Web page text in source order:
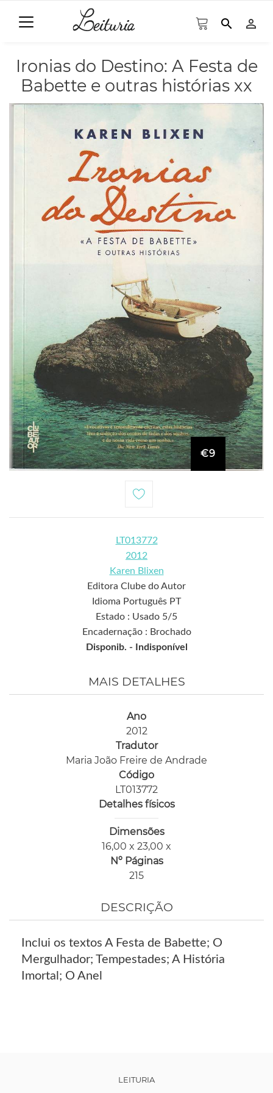
search person_outline
Ironias do Destino: A Festa de
Babette e outras histórias xx
€9
LT013772
2012
Karen Blixen
Editora Clube do Autor
Idioma Português PT
Estado : Usado 5/5
Encadernação : Brochado
Disponib. -
Indisponível
MAIS DETALHES
Ano
2012
Tradutor
Maria João Freire de Andrade
Código
LT013772
Detalhes físicos
Dimensões
16,00 x 23,00 x
Nº Páginas
215
DESCRIÇÃO
Inclui os textos A Festa de Babette; O
Mergulhador; Tempestades; A História
Imortal; O Anel
LEITURIA